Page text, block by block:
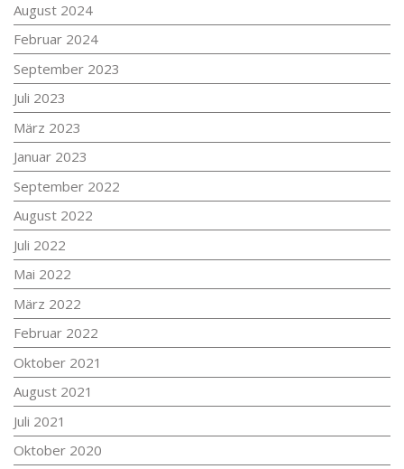
August 2024
Februar 2024
September 2023
Juli 2023
März 2023
Januar 2023
September 2022
August 2022
Juli 2022
Mai 2022
März 2022
Februar 2022
Oktober 2021
August 2021
Juli 2021
Oktober 2020